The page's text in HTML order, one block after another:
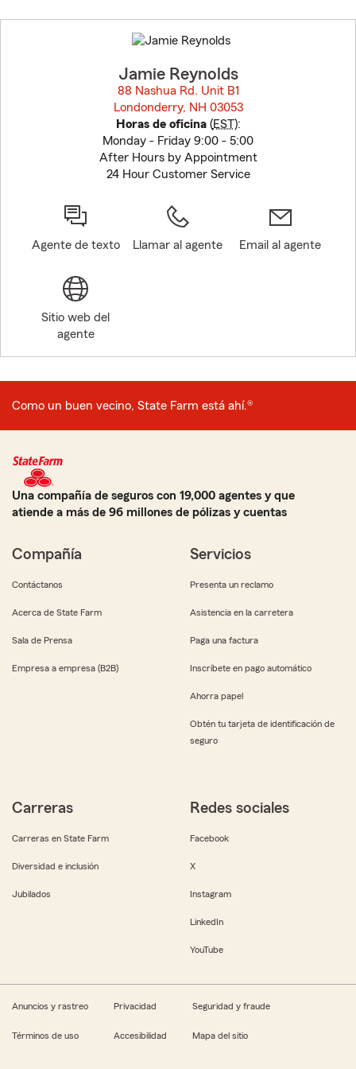
to
before
Jamie Reynolds
88 Nashua Rd. Unit B1
Londonderry, NH 03053
Horas de oficina(EST):
Monday - Friday 9:00 - 5:00
After Hours by Appointment
24 Hour Customer Service
Agente de texto Llamar al agente Email al agente
Sitio web del
agente
Como un buen vecino, State Farm está ahí.®
Una compañía de seguros con 19,000 agentes y que
atiende a más de 96 millones de pólizas y cuentas
Compañía
Contáctanos
Acerca de State Farm
Sala de Prensa
Empresa a empresa (B2B)
Servicios
Presenta un reclamo
Asistencia en la carretera
Paga una factura
Inscríbete en pago automático
Ahorra papel
Obtén tu tarjeta de identificación de
seguro
Carreras
Carreras en State Farm
Diversidad e inclusión
Jubilados
Redes sociales
Facebook
X
Instagram
LinkedIn
YouTube
Anuncios y rastreo Privacidad Seguridad y fraude
Términos de uso Accesibilidad Mapa del sitio